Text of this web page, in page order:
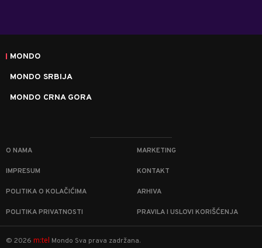
MONDO
MONDO SRBIJA
MONDO CRNA GORA
O NAMA MARKETING
IMPRESUM KONTAKT
POLITIKA O KOLAČIĆIMA ARHIVA
POLITIKA PRIVATNOSTI PRAVILA I USLOVI KORIŠĆENJA
© 2026 m:tel Mondo Sva prava zadržana.